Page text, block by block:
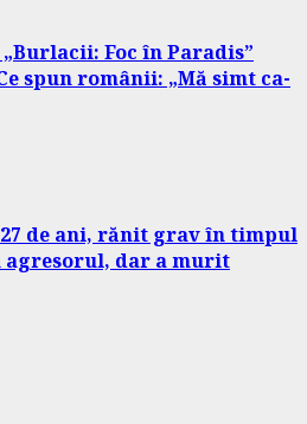
Foc în Paradis”
spun românii: „Mă simt ca-
de ani, rănit grav în timpul
agresorul, dar a murit